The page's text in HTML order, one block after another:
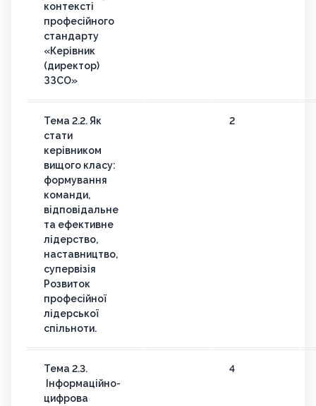
контексті
професійного
стандарту
«Керівник
(директор)
ЗЗСО»
Тема 2.2. Як
стати
керівником
вищого класу:
формування
команди,
відповідальне
та ефективне
лідерство,
наставництво,
супервізія
Розвиток
професійної
лідерської
спільноти.
2
Тема 2.3.
Інформаційно-
цифрова
4